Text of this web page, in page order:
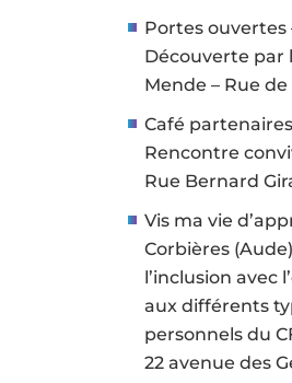
Portes ouvertes
Découverte par
Mende – Rue
Café
Rencontre
Rue Bernard
Vis ma vie
Corbières
l’inclusion avec
aux différents
personnels du
22 avenue des